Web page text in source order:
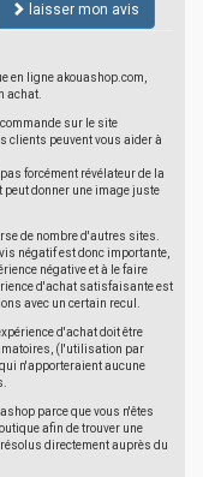
laisser mon avis
en ligne akouashop.com,
achat.
sur le site
clients peuvent vous aider à
forcément révélateur de la
donner une image juste
de nombre d'autres sites.
négatif est donc importante,
négative et à le faire
d'achat satisfaisante est
avec un certain recul.
d'achat doit être
(l'utilisation par
n'apporteraient aucune
parce que vous n'êtes
afin de trouver une
directement auprès du